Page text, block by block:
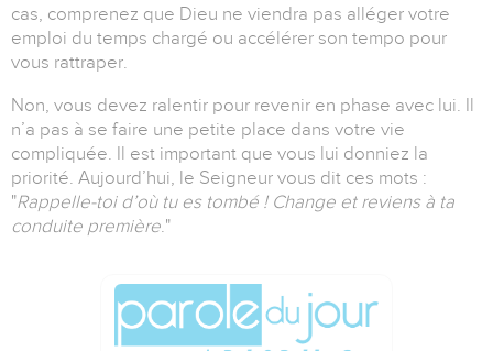
cas, comprenez que Dieu ne viendra pas alléger votre
emploi du temps chargé ou accélérer son tempo pour
vous rattraper.
Non, vous devez ralentir pour revenir en phase avec lui. Il
n’a pas à se faire une petite place dans votre vie
compliquée. Il est important que vous lui donniez la
priorité. Aujourd’hui, le Seigneur vous dit ces mots :
"Rappelle-toi d’où tu es tombé ! Change et reviens à ta
conduite première."